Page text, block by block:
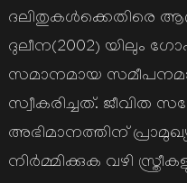
ദലിതുകൾക്കെതിരെ
ദുലീന(2002) യിലും
സമാനമായ
സ്വീകരിച്ചത്. ജീവിത
അഭിമാനത്തിന്
നിർമ്മിക്കുക വഴി